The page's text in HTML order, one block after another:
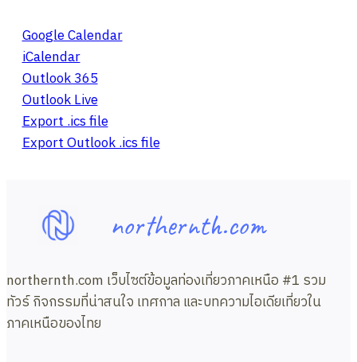
Google Calendar
iCalendar
Outlook 365
Outlook Live
Export .ics file
Export Outlook .ics file
northernth.com
northernth.com เว็บไซต์ข้อมูลท่องเที่ยวภาคเหนือ #1 รวม
ทัวร์ กิจกรรมที่น่าสนใจ เทศกาล และบทความไอเดียเที่ยวใน
ภาคเหนือของไทย